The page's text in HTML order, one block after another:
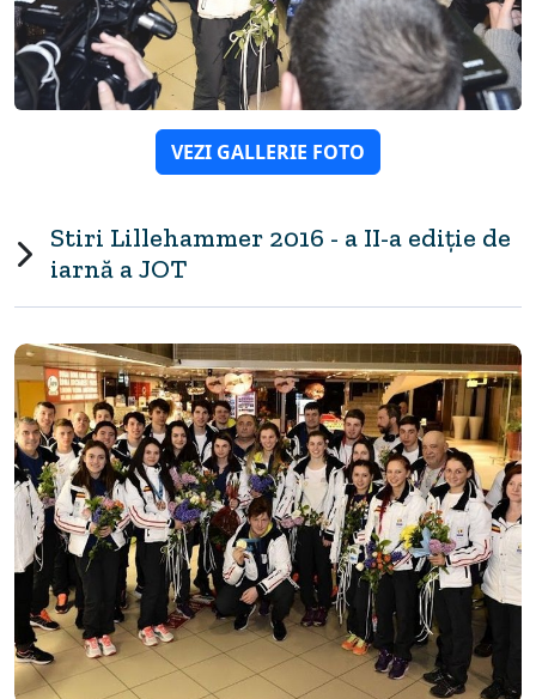
VEZI GALLERIE FOTO
Stiri Lillehammer 2016 - a II-a ediție de
iarnă a JOT